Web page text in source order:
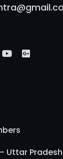
Uttar Pradesh